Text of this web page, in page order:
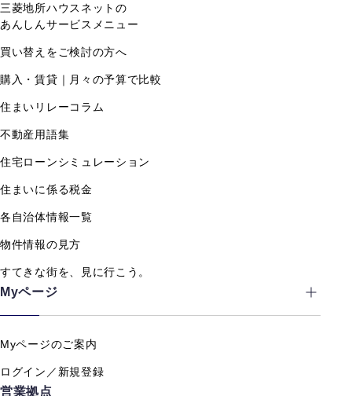
三菱地所ハウスネットの
あんしんサービスメニュー
買い替えをご検討の方へ
購入・賃貸｜月々の予算で比較
住まいリレーコラム
不動産用語集
住宅ローンシミュレーション
住まいに係る税金
各自治体情報一覧
物件情報の見方
すてきな街を、見に行こう。
Myページ
Myページのご案内
ログイン／新規登録
営業拠点